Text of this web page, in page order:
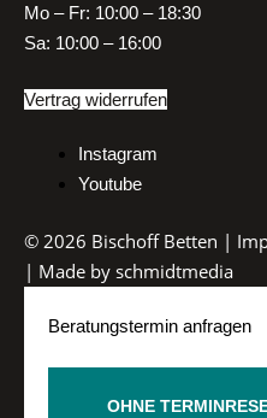
Mo – Fr: 10:00 – 18:30
Sa: 10:00 – 16:00
Vertrag widerrufen
Instagram
Youtube
© 2026 Bischoff Betten |
| Made by schmidtmedia
Beratungstermin anfragen
OHNE